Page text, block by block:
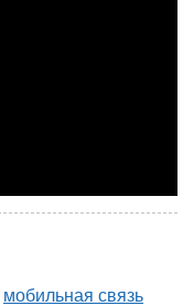
мобильная связь